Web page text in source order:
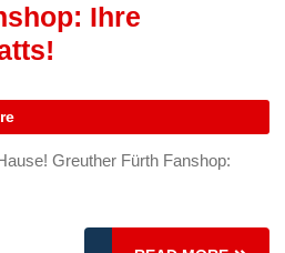
Ihre
Greuther